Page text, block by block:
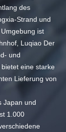
des
Strand und
ist
Luqiao Der
und
eine starke
Lieferung von
Japan und
1.000